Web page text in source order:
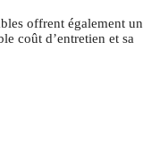
offrent également un
coût d’entretien et sa